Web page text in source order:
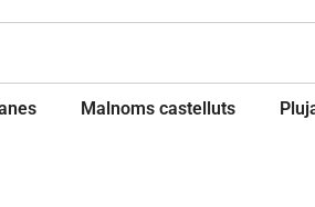
Malnoms castelluts